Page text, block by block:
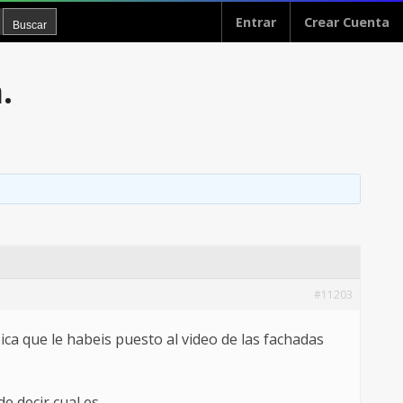
Entrar Crear Cuenta
#11203
que le habeis puesto al video de las fachadas